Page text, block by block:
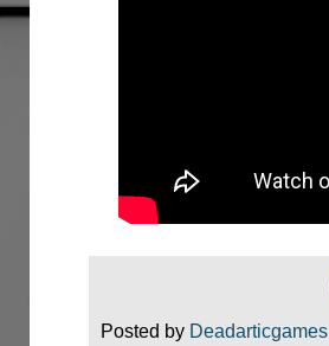
Posted by Deadarticgames